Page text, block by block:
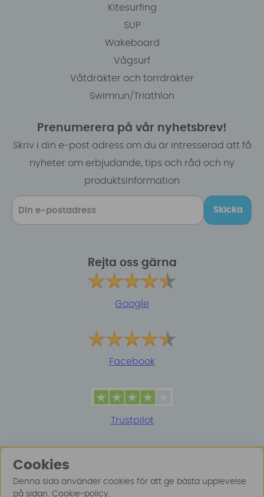
Kitesurfing
SUP
Wakeboard
Vågsurf
Våtdräkter och torrdräkter
Swimrun/Triathlon
Prenumerera på vår nyhetsbrev!
Skriv i din e-post adress om du är intresserad att få
nyheter om erbjudande, tips och råd och ny
produktsinformation
Skicka
Rejta oss gärna
Google
Facebook
Trustpilot
Cookies
Denna sida använder cookies för att ge bästa upplevelse
på sidan. Cookie-policy.